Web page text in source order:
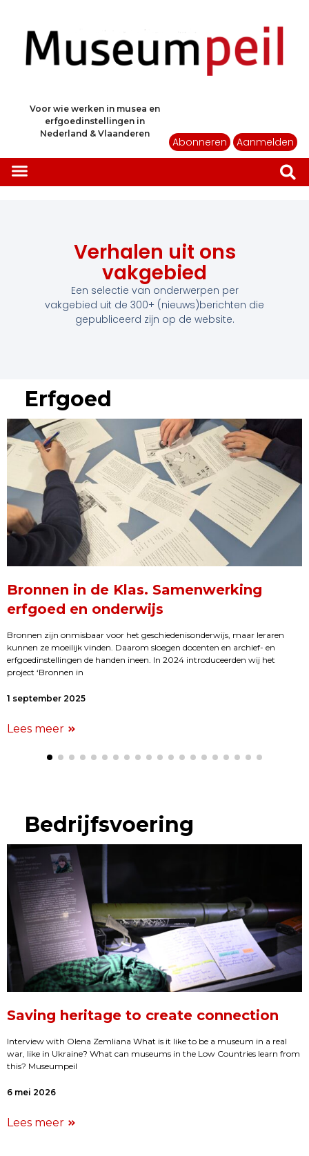
Voor wie werken in musea en
erfgoedinstellingen in
Nederland & Vlaanderen
Abonneren Aanmelden
Verhalen uit ons
vakgebied
Een selectie van onderwerpen per
vakgebied uit de 300+ (nieuws)berichten die
gepubliceerd zijn op de website.
Erfgoed
Bronnen in de Klas. Samenwerking
erfgoed en onderwijs
Bronnen zijn onmisbaar voor het geschiedenisonderwijs, maar leraren
kunnen ze moeilijk vinden. Daarom sloegen docenten en archief- en
erfgoedinstellingen de handen ineen. In 2024 introduceerden wij het
project ‘Bronnen in
1 september 2025
Lees meer
Bedrijfsvoering
Saving heritage to create connection
Interview with Olena Zemliana What is it like to be a museum in a real
war, like in Ukraine? What can museums in the Low Countries learn from
this? Museumpeil
6 mei 2026
Lees meer